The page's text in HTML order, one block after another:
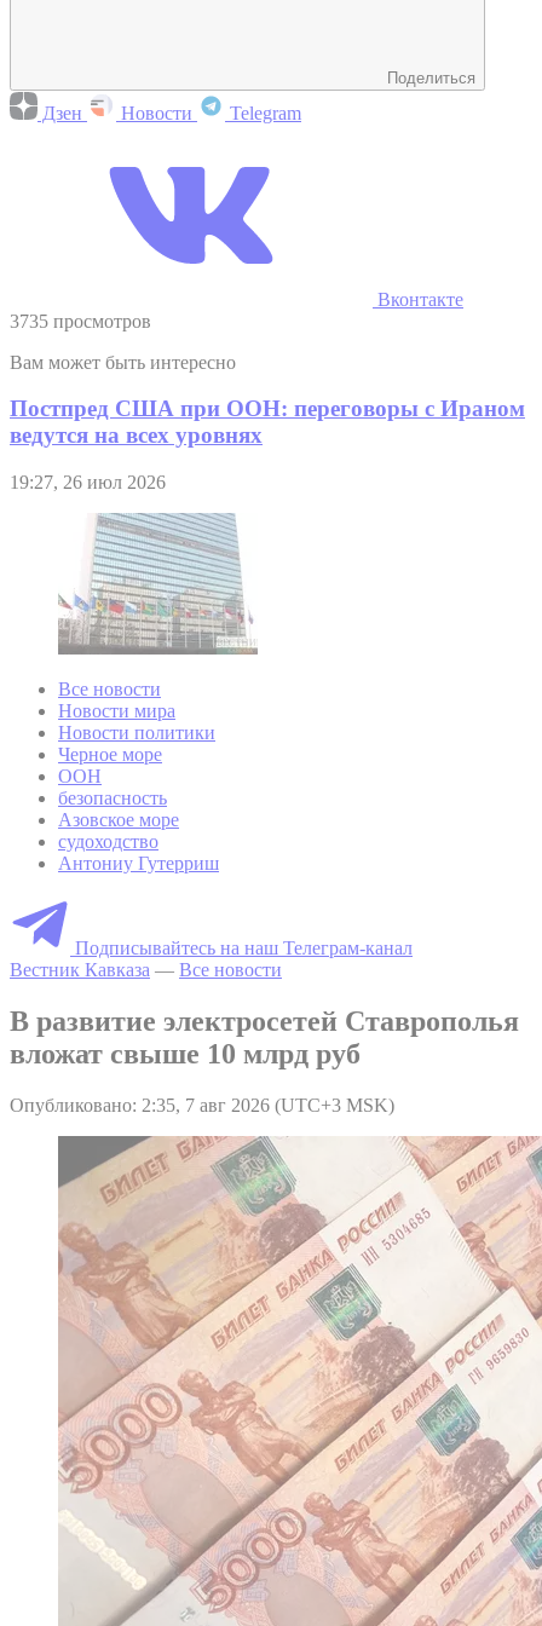
Поделиться
Дзен Новости Telegram
Вконтакте
3735 просмотров
Вам может быть интересно
Постпред США при ООН: переговоры с Ираном
ведутся на всех уровнях
19:27, 26 июл 2026
Все новости
Новости мира
Новости политики
Черное море
ООН
безопасность
Азовское море
судоходство
Антониу Гутерриш
Подписывайтесь на наш Телеграм-канал
Вестник Кавказа — Все новости
В развитие электросетей Ставрополья
вложат свыше 10 млрд руб
Опубликовано: 2:35, 7 авг 2026 (UTC+3 MSK)